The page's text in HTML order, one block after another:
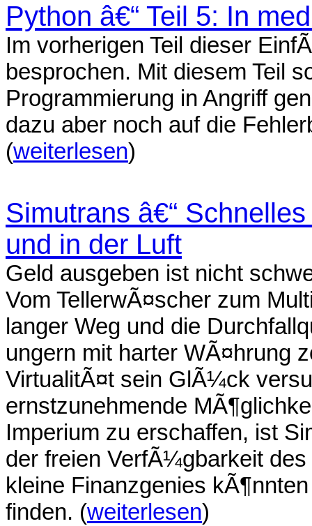
Python â€“ Teil 5: In
Im vorherigen Teil dieser
besprochen. Mit diesem Teil
Programmierung in Angriff
dazu aber noch auf die
(weiterlesen)
Simutrans â€“
und in der Luft
Geld ausgeben ist nicht
Vom TellerwÃ¤scher zum
langer Weg und die
ungern mit harter WÃ¤hrung
VirtualitÃ¤t sein GlÃ¼ck
ernstzunehmende
Imperium zu erschaffen, ist
der freien VerfÃ¼gbarkeit
kleine Finanzgenies
finden. (weiterlesen)